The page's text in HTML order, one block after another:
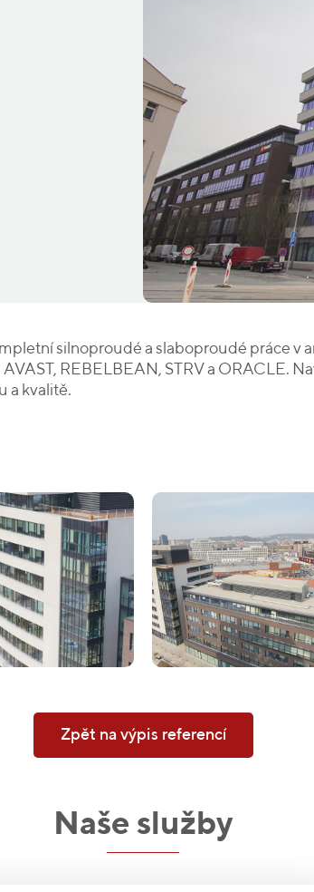
silnoproudé a slaboproudé práce v
REBELBEAN, STRV a ORACLE.
a kvalitě.
Zpět na výpis referencí
Naše služby